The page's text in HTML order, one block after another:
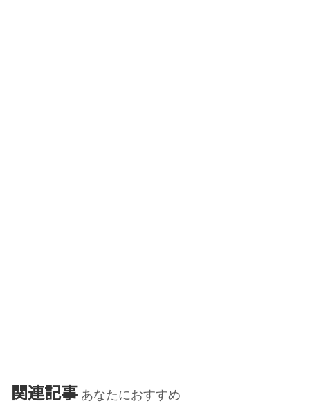
関連記事 あなたにおすすめ